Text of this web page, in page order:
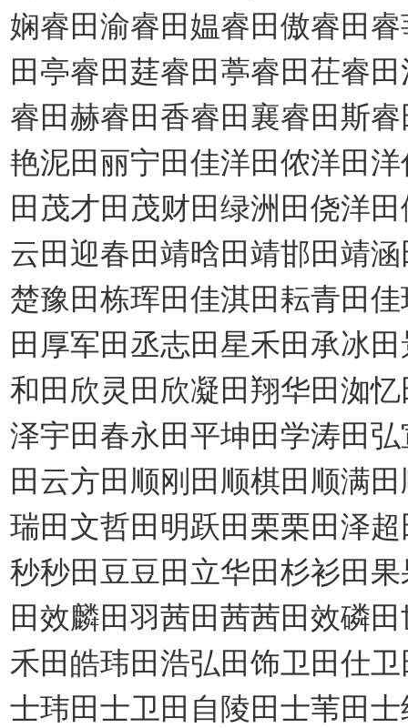
娴睿田渝睿田媪睿田傲睿田
田亭睿田莛睿田葶睿田茌睿
睿田赫睿田香睿田襄睿田斯
艳泥田丽宁田佳洋田侬洋田
田茂才田茂财田绿洲田侥洋
云田迎春田靖晗田靖邯田靖
楚豫田栋珲田佳淇田耘青田
田厚军田丞志田星禾田承冰
和田欣灵田欣凝田翔华田洳
泽宇田春永田平坤田学涛田
田云方田顺刚田顺棋田顺满
瑞田文哲田明跃田栗栗田泽
秒秒田豆豆田立华田杉衫田
田效麟田羽茜田茜茜田效磷
禾田皓玮田浩弘田饰卫田仕
士玮田士卫田自陵田士苇田